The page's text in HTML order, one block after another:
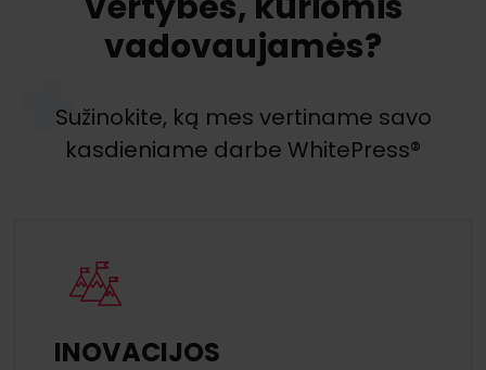
vadovaujamės?
Sužinokite, ką mes vertiname savo
kasdieniame darbe WhitePress®
INOVACIJOS